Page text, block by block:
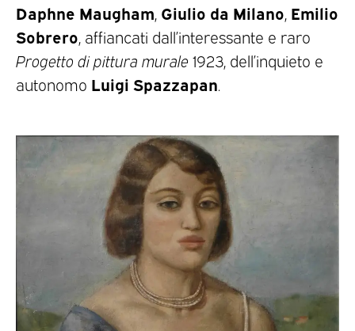
Daphne Maugham Giulio da Milano Emilio
Sobrero , affiancati dall’interessante e raro
Progetto di pittura murale 1923, dell’inquieto e
autonomo Luigi Spazzapan